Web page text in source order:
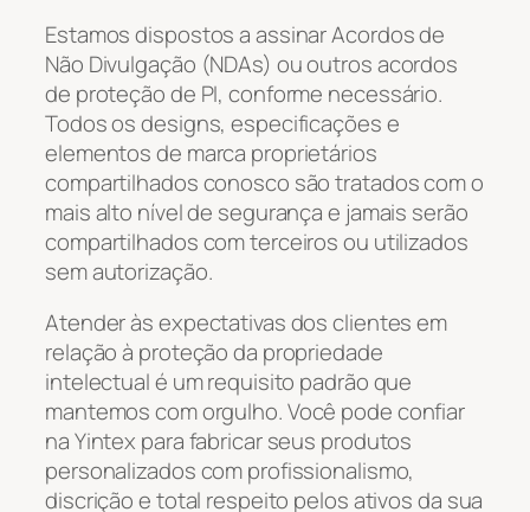
Estamos dispostos a assinar Acordos de
Não Divulgação (NDAs) ou outros acordos
de proteção de PI, conforme necessário.
Todos os designs, especificações e
elementos de marca proprietários
compartilhados conosco são tratados com o
mais alto nível de segurança e jamais serão
compartilhados com terceiros ou utilizados
sem autorização.
Atender às expectativas dos clientes em
relação à proteção da propriedade
intelectual é um requisito padrão que
mantemos com orgulho. Você pode confiar
na Yintex para fabricar seus produtos
personalizados com profissionalismo,
discrição e total respeito pelos ativos da sua